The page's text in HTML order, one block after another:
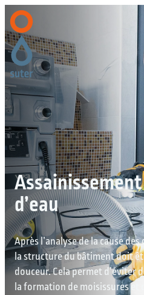
d’eau
Après l’analyse de la cause
la structure du bâtiment doit
douceur. Cela permet d’éviter
la formation de moisissures et